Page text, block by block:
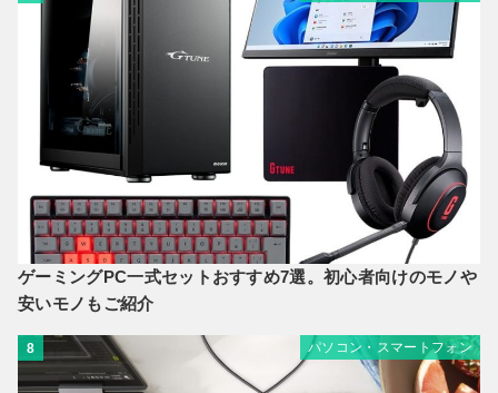
ゲーミングPC一式セットおすすめ7選。初心者向けのモノや
安いモノもご紹介
8 パソコン・スマートフォン